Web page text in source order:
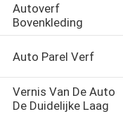
Autoverf
Bovenkleding
Auto Parel Verf
Vernis Van De Auto
De Duidelijke Laag